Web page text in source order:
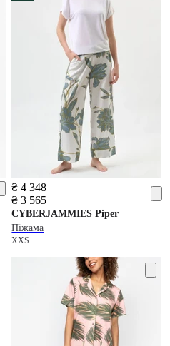
₴ 4 348
₴ 3 565
CYBERJAMMIES Piper
Піжама
XXS